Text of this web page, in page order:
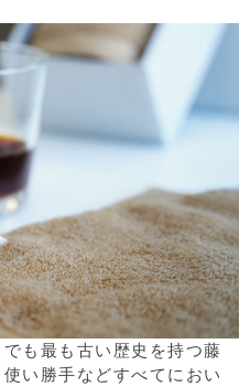
も最も古い歴史を持つ藤
い勝手などすべてにおい